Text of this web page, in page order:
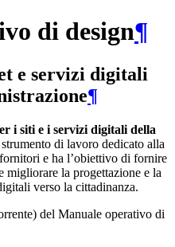
di design¶
e servizi digitali
¶
i siti e i servizi digitali della
di lavoro dedicato alla
e ha l’obiettivo di fornire
migliorare la progettazione e la
verso la cittadinanza.
del Manuale operativo di